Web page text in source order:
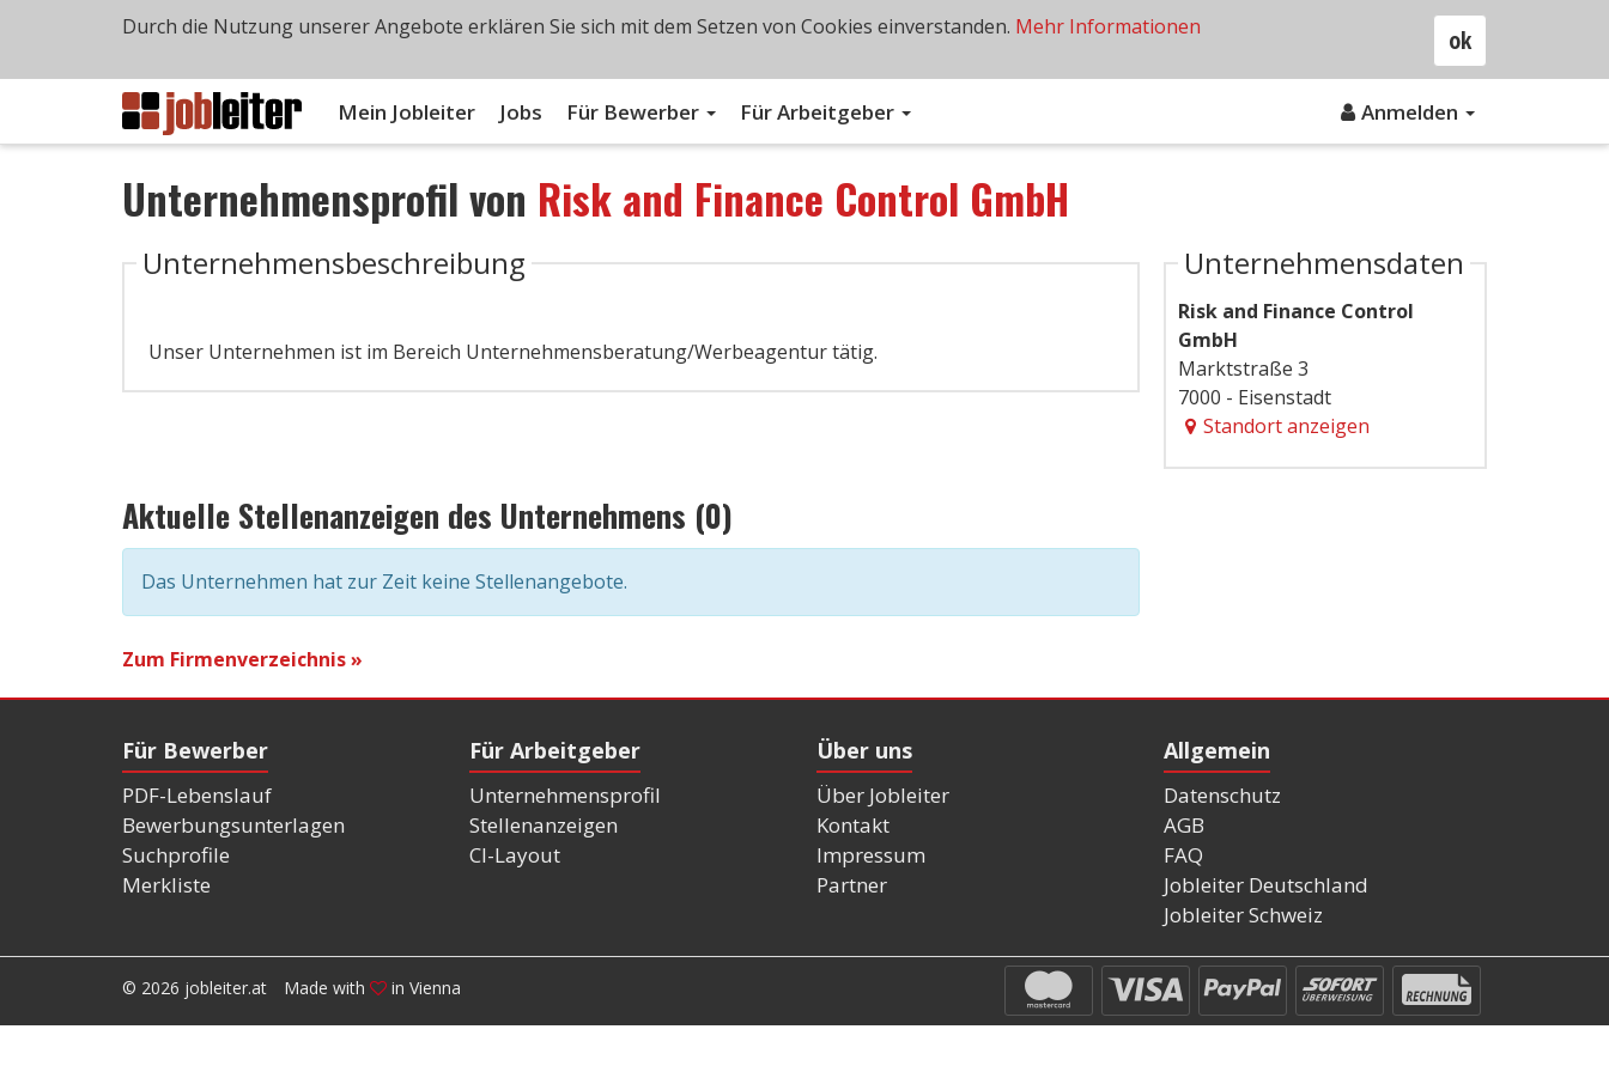
Mein Jobleiter Jobs Für Bewerber Für Arbeitgeber Anmelden
Unternehmensprofil von Risk and Finance Control GmbH
Unternehmensbeschreibung
Unser Unternehmen ist im Bereich Unternehmensberatung/Werbeagentur tätig.
Unternehmensdaten
Risk and Finance Control
GmbH
Marktstraße 3
7000 - Eisenstadt
Standort anzeigen
Aktuelle Stellenanzeigen des Unternehmens (0)
Das Unternehmen hat zur Zeit keine Stellenangebote.
Zum Firmenverzeichnis »
Für Bewerber
PDF-Lebenslauf
Bewerbungsunterlagen
Suchprofile
Merkliste
Für Arbeitgeber
Unternehmensprofil
Stellenanzeigen
CI-Layout
Über uns
Über Jobleiter
Kontakt
Impressum
Partner
Allgemein
Datenschutz
AGB
FAQ
Jobleiter Deutschland
Jobleiter Schweiz
© 2026 jobleiter.at Made with in Vienna
ok
Durch die Nutzung unserer Angebote erklären Sie sich mit dem Setzen von Cookies einverstanden. Mehr Informationen